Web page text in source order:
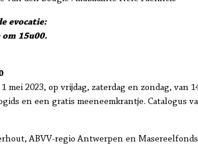
evocatie:
15u00.
mei 2023, op vrijdag, zaterdag en zondag, van
en een gratis meeneemkrantje. Catalogus
ABVV-regio Antwerpen en